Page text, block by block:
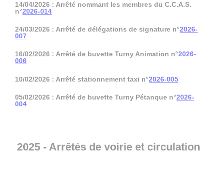
14/04/2026 : Arrêté nommant les membres du C.C.A.S.
n°2026-014
24/03/2026 : Arrêté de délégations de signature n°2026-
007
16/02/2026 : Arrêté de buvette Turny Animation n°2026-
006
10/02/2026 : Arrêté stationnement taxi n°2026-005
05/02/2026 : Arrêté de buvette Turny Pétanque n°2026-
004
2025 - Arrêtés de voirie et circulation